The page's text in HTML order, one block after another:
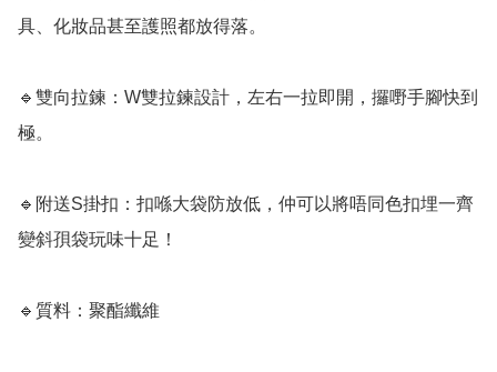
具、化妝品甚至護照都放得落。
🔹雙向拉鍊：W雙拉鍊設計，左右一拉即開，攞嘢手腳快到
極。
🔹附送S掛扣：扣喺大袋防放低，仲可以將唔同色扣埋一齊
變斜孭袋玩味十足！
🔹質料：聚酯纖維